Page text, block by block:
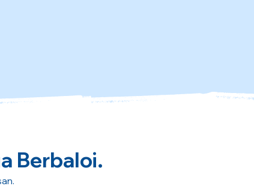
Berbaloi.